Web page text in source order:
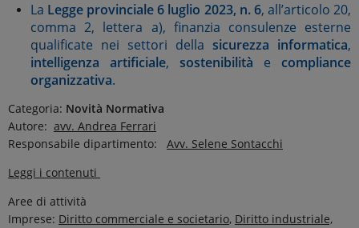
La Legge provinciale 6 luglio 2023, n. 6, all’articolo 20,
comma 2, lettera a), finanzia consulenze esterne
qualificate nei settori della sicurezza informatica,
intelligenza artificiale, sostenibilità e compliance
organizzativa.
Categoria: Novità Normativa
Autore: avv. Andrea Ferrari
Responsabile dipartimento: Avv. Selene Sontacchi
Leggi i contenuti
Aree di attività
Imprese: Diritto commerciale e societario, Diritto industriale,